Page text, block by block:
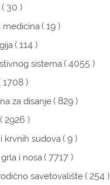
( 30 )
medicina( 19 )
( 114 )
sistema( 4055 )
1708 )
za disanje( 829 )
( 2926 )
krvnih sudova( 9 )
i nosa( 7717 )
savetovalište( 254 )